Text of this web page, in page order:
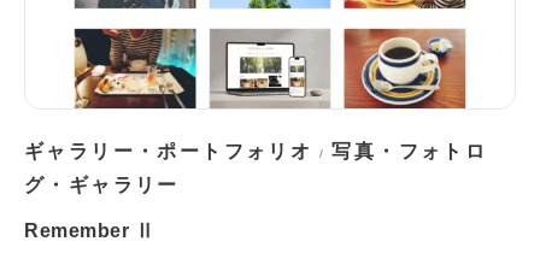
ギャラリー・ポートフォリオ /写真・フォトロ
グ・ギャラリー
Remember Ⅱ